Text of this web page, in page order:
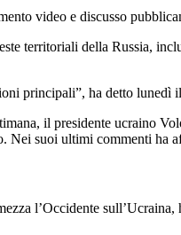
video e discusso
territoriali della Russia,
principali”, ha detto
il presidente ucraino
Nei suoi ultimi commenti ha
l’Occidente